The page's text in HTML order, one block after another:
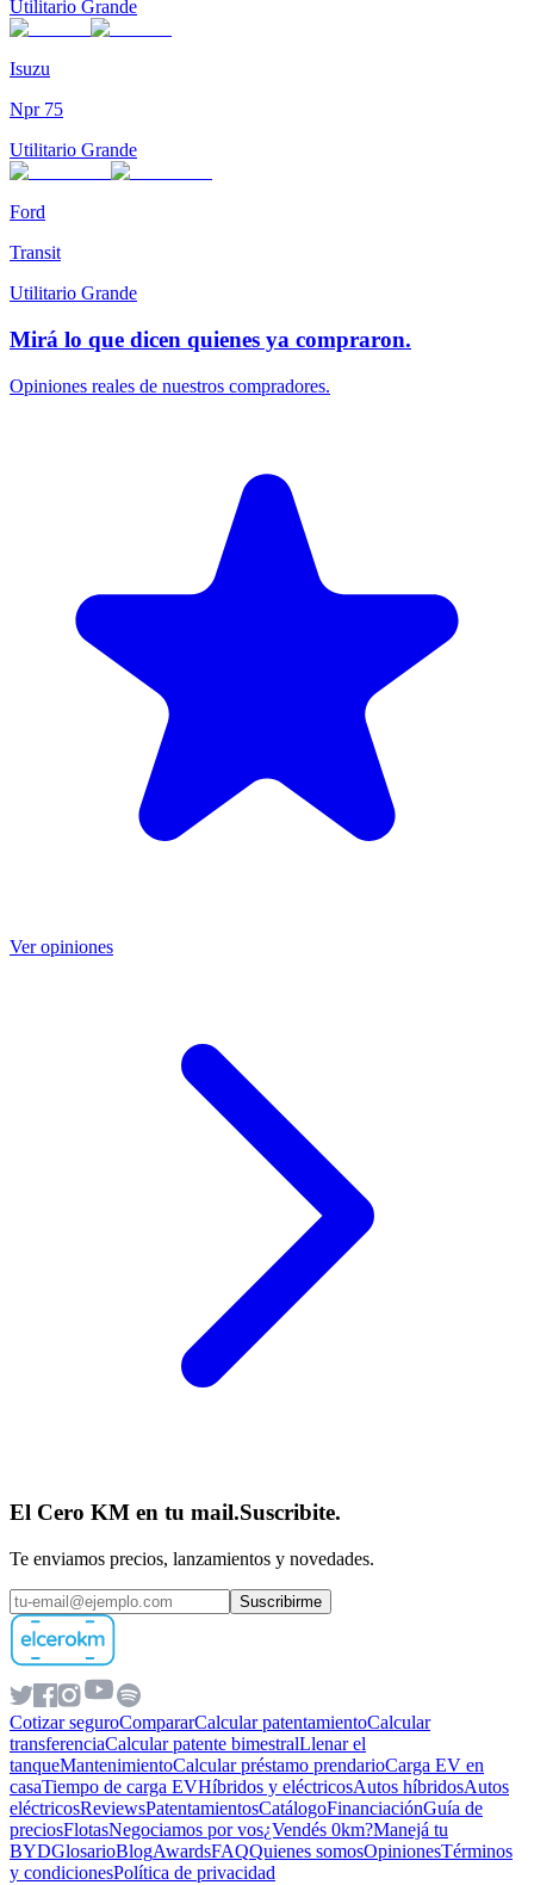
Utilitario Grande
Isuzu
Npr 75
Utilitario Grande
Ford
Transit
Utilitario Grande
Mirá lo que dicen quienes ya compraron.
Opiniones reales de nuestros compradores.
Ver opiniones
El Cero KM en tu mail.Suscribite.
Te enviamos precios, lanzamientos y novedades.
Suscribirme
Cotizar seguroCompararCalcular patentamientoCalcular
transferenciaCalcular patente bimestralLlenar el
tanqueMantenimientoCalcular préstamo prendarioCarga EV en
casaTiempo de carga EVHíbridos y eléctricosAutos híbridosAutos
eléctricosReviewsPatentamientosCatálogoFinanciaciónGuía de
preciosFlotasNegociamos por vos¿Vendés 0km?Manejá tu
BYDGlosarioBlogAwardsFAQQuienes somosOpinionesTérminos
y condicionesPolítica de privacidad